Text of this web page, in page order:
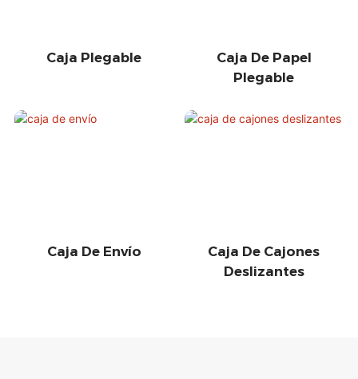
Caja Plegable
Caja De Papel
Plegable
Caja De Envío
Caja De Cajones
Deslizantes